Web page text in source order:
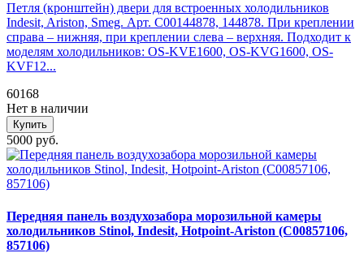
Петля (кронштейн) двери для встроенных холодильников
Indesit, Ariston, Smeg. Арт. C00144878, 144878. При креплении
справа – нижняя, при креплении слева – верхняя. Подходит к
моделям холодильников: OS-KVE1600, OS-KVG1600, OS-
KVF12...
60168
Нет в наличии
Купить
5000 руб.
Передняя панель воздухозабора морозильной камеры
холодильников Stinol, Indesit, Hotpoint-Ariston (C00857106,
857106)